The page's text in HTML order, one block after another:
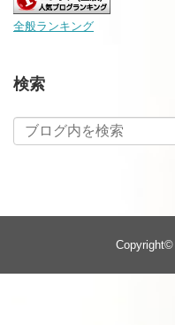
全般ランキング
検索
Copyright©